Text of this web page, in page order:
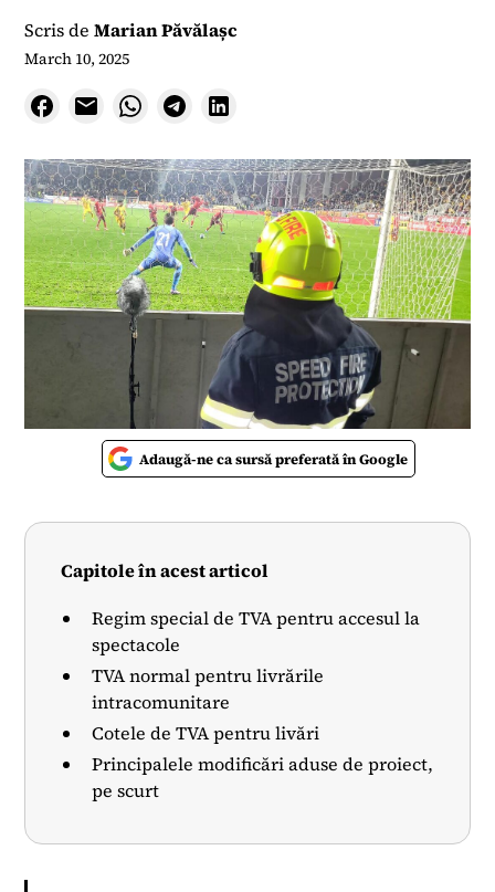
Scris de Marian Păvălașc
March 10, 2025
Adaugă-ne ca sursă preferată în Google
Capitole în acest articol
Regim special de TVA pentru accesul la
spectacole
TVA normal pentru livrările
intracomunitare
Cotele de TVA pentru livări
Principalele modificări aduse de proiect,
pe scurt